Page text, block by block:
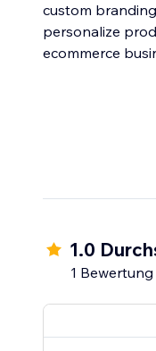
custom
personalize
ecommerce
1.0
1 Bewertung